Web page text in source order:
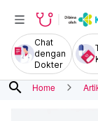
Chat
dengan
Dokter
search Home